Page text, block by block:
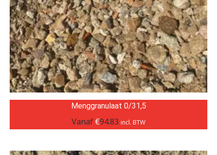
Menggranulaat 0/31,5
Vanaf €94.83 incl. BTW